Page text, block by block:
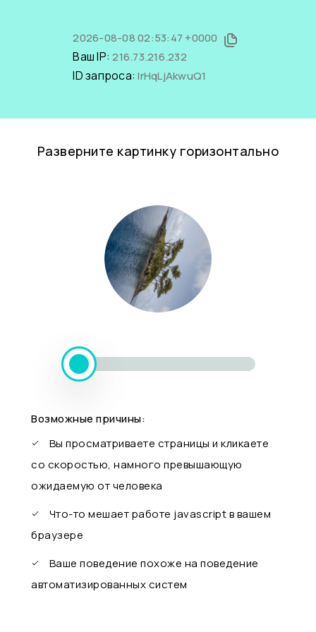
2026-08-08 02:53:47 +0000
Ваш IP:216.73.216.232
ID запроса:lrHqLjAkwuQ1
Разверните картинку горизонтально
Возможные причины:
Вы просматриваете страницы и кликаете
со скоростью, намного превышающую
ожидаемую от человека
Что-то мешает работе javascript в вашем
браузере
Ваше поведение похоже на поведение
автоматизированных систем